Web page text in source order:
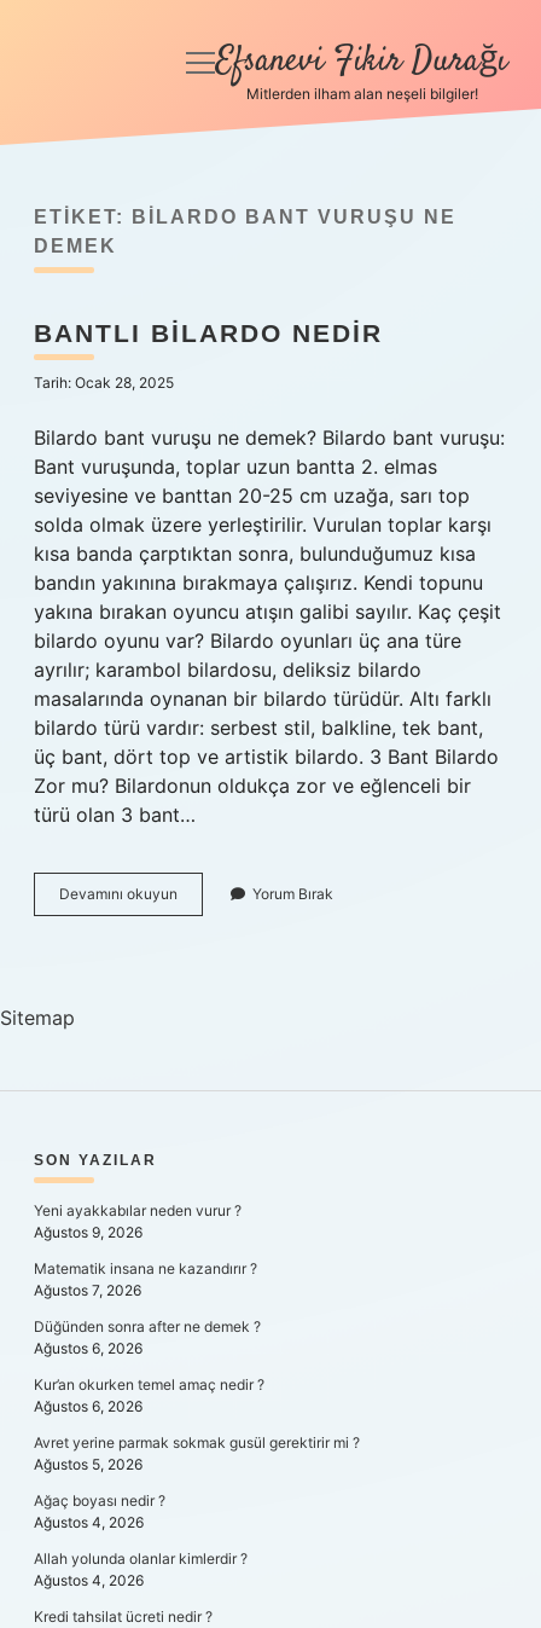
Anasayfa
Yasal Uyarı
menüyü
Efsanevi Fikir Durağı
Mitlerden ilham alan neşeli bilgiler!
ETIKET:
BILARDO BANT VURUŞU NE
DEMEK
BANTLI BILARDO NEDIR
Tarih: Ocak 28, 2025
Bilardo bant vuruşu ne demek? Bilardo bant vuruşu:
Bant vuruşunda, toplar uzun bantta 2. elmas
seviyesine ve banttan 20-25 cm uzağa, sarı top
solda olmak üzere yerleştirilir. Vurulan toplar karşı
kısa banda çarptıktan sonra, bulunduğumuz kısa
bandın yakınına bırakmaya çalışırız. Kendi topunu
yakına bırakan oyuncu atışın galibi sayılır. Kaç çeşit
bilardo oyunu var? Bilardo oyunları üç ana türe
ayrılır; karambol bilardosu, deliksiz bilardo
masalarında oynanan bir bilardo türüdür. Altı farklı
bilardo türü vardır: serbest stil, balkline, tek bant,
üç bant, dört top ve artistik bilardo. 3 Bant Bilardo
Zor mu? Bilardonun oldukça zor ve eğlenceli bir
türü olan 3 bant…
Devamını okuyun
Bilardo
Yorum Bırak
Sitemap
SIDEBAR
SON YAZILAR
Yeni ayakkabılar neden vurur ?
Ağustos 9, 2026
Matematik insana ne kazandırır ?
Ağustos 7, 2026
Düğünden sonra after ne demek ?
Ağustos 6, 2026
Kur’an okurken temel amaç nedir ?
Ağustos 6, 2026
Avret yerine parmak sokmak gusül gerektirir mi ?
Ağustos 5, 2026
Ağaç boyası nedir ?
Ağustos 4, 2026
Allah yolunda olanlar kimlerdir ?
Ağustos 4, 2026
Kredi tahsilat ücreti nedir ?